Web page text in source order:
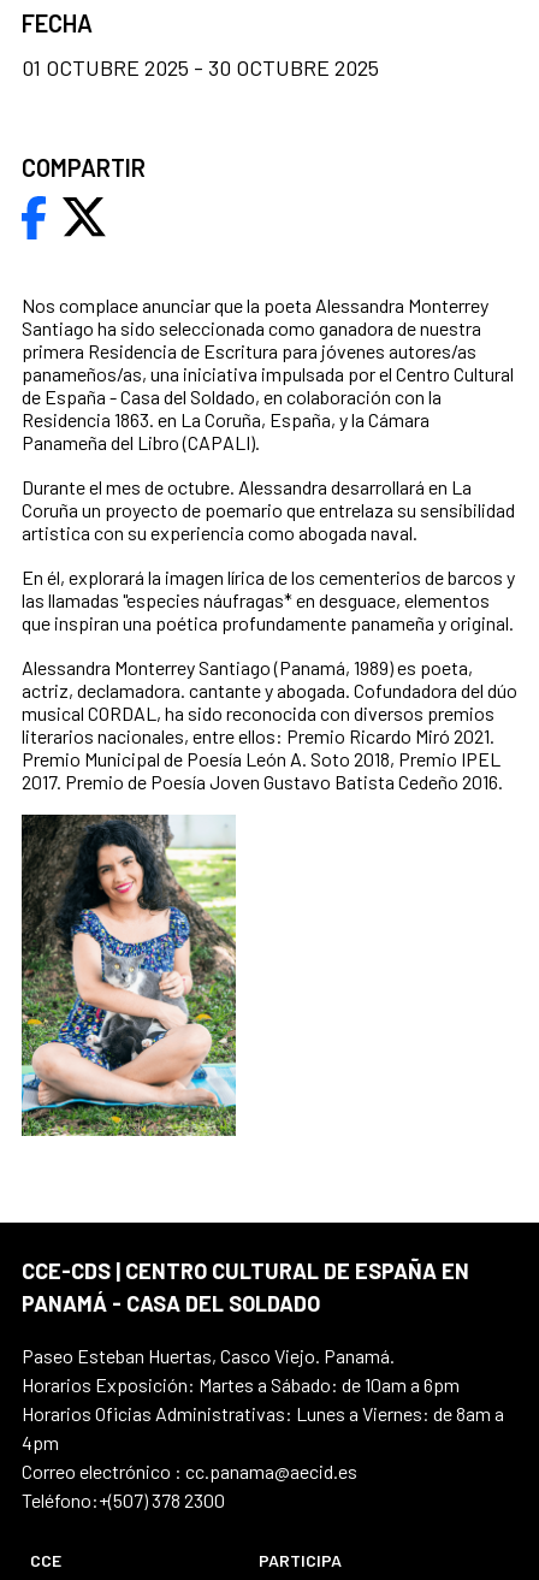
Nos complace anunciar que la poeta Alessandra Monterrey
Santiago ha sido seleccionada como ganadora de nuestra
primera Residencia de Escritura para jóvenes autores/as
panameños/as, una iniciativa impulsada por el Centro Cultural
de España - Casa del Soldado, en colaboración con la
Residencia 1863. en La Coruña, España, y la Cámara
Panameña del Libro (CAPALI).
Durante el mes de octubre. Alessandra desarrollará en La
Coruña un proyecto de poemario que entrelaza su sensibilidad
artistica con su experiencia como abogada naval.
En él, explorará la imagen lírica de los cementerios de barcos y
las llamadas "especies náufragas* en desguace, elementos
que inspiran una poética profundamente panameña y original.
Alessandra Monterrey Santiago (Panamá, 1989) es poeta,
actriz, declamadora. cantante y abogada. Cofundadora del dúo
musical CORDAL, ha sido reconocida con diversos premios
literarios nacionales, entre ellos: Premio Ricardo Miró 2021.
Premio Municipal de Poesía León A. Soto 2018, Premio IPEL
2017. Premio de Poesía Joven Gustavo Batista Cedeño 2016.
FECHA
01 OCTUBRE 2025 - 30 OCTUBRE 2025
COMPARTIR
CCE-CDS | CENTRO CULTURAL DE ESPAÑA EN
PANAMÁ - CASA DEL SOLDADO
Paseo Esteban Huertas, Casco Viejo. Panamá.
Horarios Exposición: Martes a Sábado: de 10am a 6pm
Horarios Oficias Administrativas: Lunes a Viernes: de 8am a
4pm
Correo electrónico : cc.panama@aecid.es
Teléfono:+(507) 378 2300
CCE
PARTICIPA